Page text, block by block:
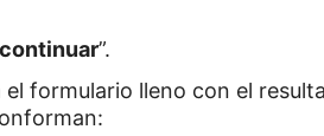
”.
formulario lleno con el